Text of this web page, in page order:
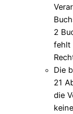
2
fehlt
Die
21
die